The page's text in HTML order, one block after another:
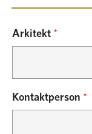
Arkitekt *
Kontaktperson *